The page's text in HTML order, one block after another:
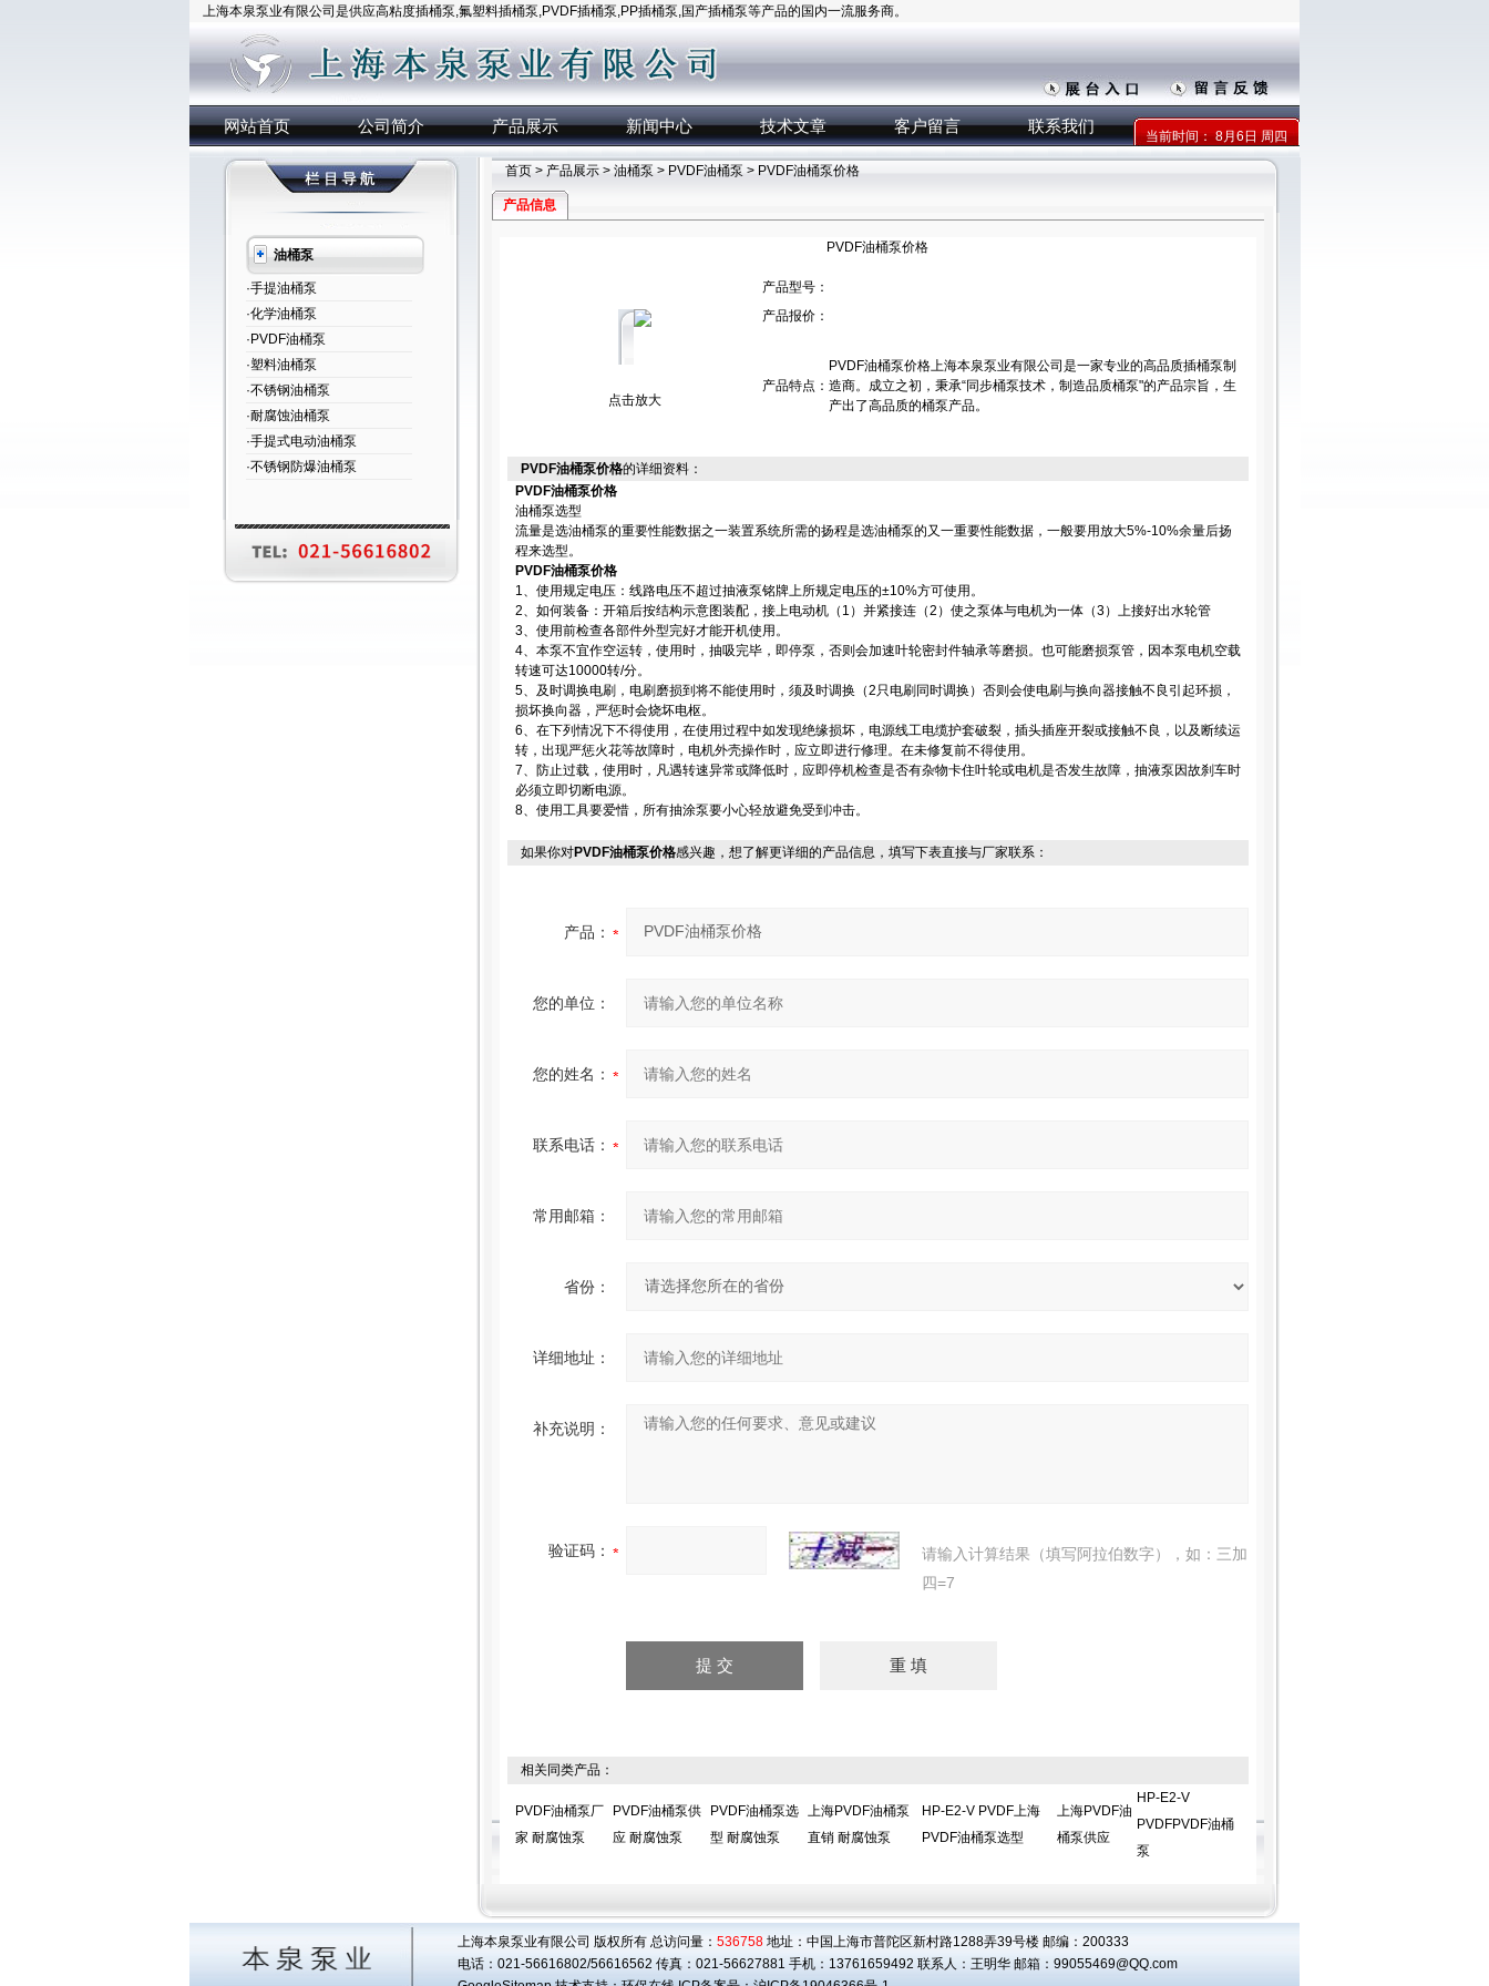
上海本泉泵业有限公司是供应高粘度插桶泵,氟塑料插桶泵,PVDF插桶泵,PP插桶泵,国产插桶泵等产品的国内一流服务商。
网站首页 公司简介 产品展示 新闻中心 技术文章 客户留言 联系我们
当前时间：8月6日 周四
油桶泵
·手提油桶泵
·化学油桶泵
·PVDF油桶泵
·塑料油桶泵
·不锈钢油桶泵
·耐腐蚀油桶泵
·手提式电动油桶泵
·不锈钢防爆油桶泵
首页> 产品展示> 油桶泵 > PVDF油桶泵 > PVDF油桶泵价格
产品信息
PVDF油桶泵价格
点击放大
产品型号：
产品报价：
产品特点：
PVDF油桶泵价格上海本泉泵业有限公司是一家专业的高品质插桶泵制
造商。成立之初，秉承“同步桶泵技术，制造品质桶泵"的产品宗旨，生
产出了高品质的桶泵产品。
PVDF油桶泵价格的详细资料：
PVDF油桶泵价格
油桶泵选型
流量是选油桶泵的重要性能数据之一装置系统所需的扬程是选油桶泵的又一重要性能数据，一般要用放大5%-10%余量后扬
程来选型。
PVDF油桶泵价格
1、使用规定电压：线路电压不超过抽液泵铭牌上所规定电压的±10%方可使用。
2、如何装备：开箱后按结构示意图装配，接上电动机（1）并紧接连（2）使之泵体与电机为一体（3）上接好出水轮管
3、使用前检查各部件外型完好才能开机使用。
4、本泵不宜作空运转，使用时，抽吸完毕，即停泵，否则会加速叶轮密封件轴承等磨损。也可能磨损泵管，因本泵电机空载
转速可达10000转/分。
5、及时调换电刷，电刷磨损到将不能使用时，须及时调换（2只电刷同时调换）否则会使电刷与换向器接触不良引起环损，
损坏换向器，严惩时会烧坏电枢。
6、在下列情况下不得使用，在使用过程中如发现绝缘损坏，电源线工电缆护套破裂，插头插座开裂或接触不良，以及断续运
转，出现严惩火花等故障时，电机外壳操作时，应立即进行修理。在未修复前不得使用。
7、防止过载，使用时，凡遇转速异常或降低时，应即停机检查是否有杂物卡住叶轮或电机是否发生故障，抽液泵因故刹车时
必须立即切断电源。
8、使用工具要爱惜，所有抽涂泵要小心轻放避免受到冲击。
如果你对PVDF油桶泵价格感兴趣，想了解更详细的产品信息，填写下表直接与厂家联系：
产品：
您的单位：
您的姓名：
联系电话：
常用邮箱：
省份：
详细地址：
补充说明：
验证码：
请输入计算结果（填写阿拉伯数字），如：三加
四=7
相关同类产品：
PVDF油桶泵厂
家 耐腐蚀泵
PVDF油桶泵供
应 耐腐蚀泵
PVDF油桶泵选
型 耐腐蚀泵
上海PVDF油桶泵
直销 耐腐蚀泵
HP-E2-V PVDF上海
PVDF油桶泵选型
上海PVDF油
桶泵供应
HP-E2-V
PVDFPVDF油桶
泵
上海本泉泵业有限公司 版权所有 总访问量： 536758 地址：中国上海市普陀区新村路1288弄39号楼 邮编：200333
电话：021-56616802/56616562 传真：021-56627881 手机：13761659492 联系人：王明华 邮箱： 99055469@QQ.com